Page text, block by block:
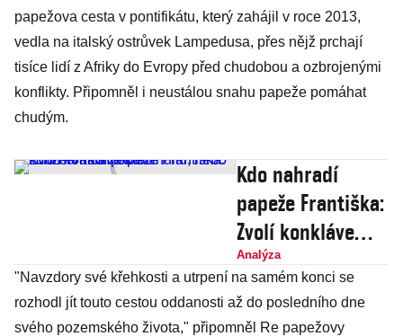
papežova cesta v pontifikátu, který zahájil v roce 2013,
vedla na italský ostrůvek Lampedusa, přes nějž prchají
tisíce lidí z Afriky do Evropy před chudobou a ozbrojenými
konflikty. Připomněl i neustálou snahu papeže pomáhat
chudým.
Kdo nahradí
papeže Františka:
Zvolí konkláve
kontinuitu, nebo
konzervativní
obrat?
Analýza
"Navzdory své křehkosti a utrpení na samém konci se
rozhodl jít touto cestou oddanosti až do posledního dne
svého pozemského života," připomněl Re papežovy